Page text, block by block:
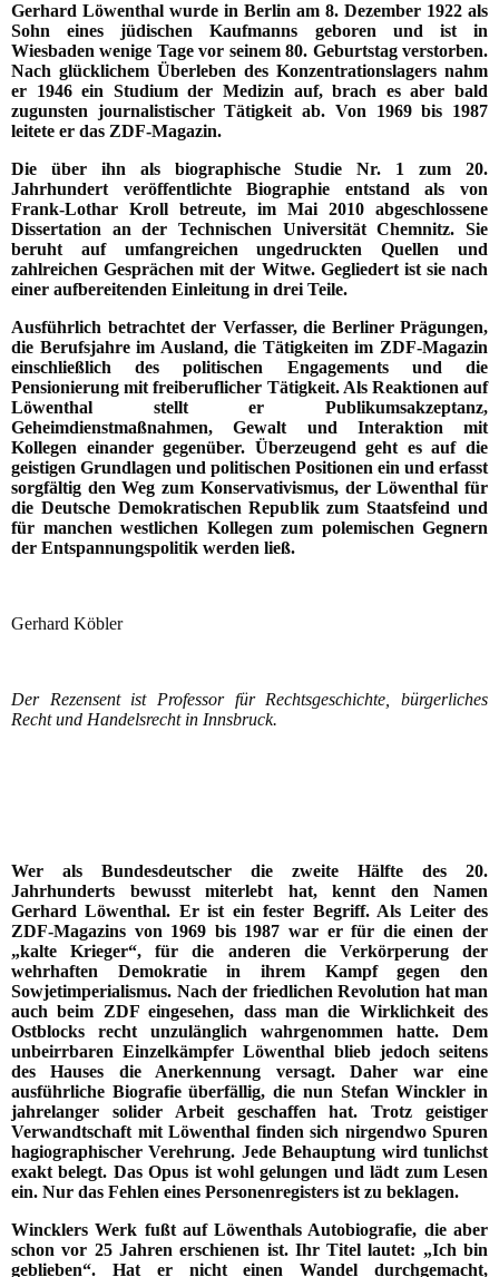
Gerhard Löwenthal wurde in Berlin am 8. Dezember 1922 als
Sohn eines jüdischen Kaufmanns geboren und ist in
Wiesbaden wenige Tage vor seinem 80. Geburtstag verstorben.
Nach glücklichem Überleben des Konzentrationslagers nahm
er 1946 ein Studium der Medizin auf, brach es aber bald
zugunsten journalistischer Tätigkeit ab. Von 1969 bis 1987
leitete er das ZDF-Magazin.
Die über ihn als biographische Studie Nr. 1 zum 20.
Jahrhundert veröffentlichte Biographie entstand als von
Frank-Lothar Kroll betreute, im Mai 2010 abgeschlossene
Dissertation an der Technischen Universität Chemnitz. Sie
beruht auf umfangreichen ungedruckten Quellen und
zahlreichen Gesprächen mit der Witwe. Gegliedert ist sie nach
einer aufbereitenden Einleitung in drei Teile.
Ausführlich betrachtet der Verfasser, die Berliner Prägungen,
die Berufsjahre im Ausland, die Tätigkeiten im ZDF-Magazin
einschließlich des politischen Engagements und die
Pensionierung mit freiberuflicher Tätigkeit. Als Reaktionen auf
Löwenthal stellt er Publikumsakzeptanz,
Geheimdienstmaßnahmen, Gewalt und Interaktion mit
Kollegen einander gegenüber. Überzeugend geht es auf die
geistigen Grundlagen und politischen Positionen ein und erfasst
sorgfältig den Weg zum Konservativismus, der Löwenthal für
die Deutsche Demokratischen Republik zum Staatsfeind und
für manchen westlichen Kollegen zum polemischen Gegnern
der Entspannungspolitik werden ließ.
Gerhard Köbler
Der Rezensent ist Professor für Rechtsgeschichte, bürgerliches
Recht und Handelsrecht in Innsbruck.
Wer als Bundesdeutscher die zweite Hälfte des 20.
Jahrhunderts bewusst miterlebt hat, kennt den Namen
Gerhard Löwenthal. Er ist ein fester Begriff. Als Leiter des
ZDF-Magazins von 1969 bis 1987 war er für die einen der
„kalte Krieger“, für die anderen die Verkörperung der
wehrhaften Demokratie in ihrem Kampf gegen den
Sowjetimperialismus. Nach der friedlichen Revolution hat man
auch beim ZDF eingesehen, dass man die Wirklichkeit des
Ostblocks recht unzulänglich wahrgenommen hatte. Dem
unbeirrbaren Einzelkämpfer Löwenthal blieb jedoch seitens
des Hauses die Anerkennung versagt. Daher war eine
ausführliche Biografie überfällig, die nun Stefan Winckler in
jahrelanger solider Arbeit geschaffen hat. Trotz geistiger
Verwandtschaft mit Löwenthal finden sich nirgendwo Spuren
hagiographischer Verehrung. Jede Behauptung wird tunlichst
exakt belegt. Das Opus ist wohl gelungen und lädt zum Lesen
ein. Nur das Fehlen eines Personenregisters ist zu beklagen.
Wincklers Werk fußt auf Löwenthals Autobiografie, die aber
schon vor 25 Jahren erschienen ist. Ihr Titel lautet: „Ich bin
geblieben“. Hat er nicht einen Wandel durchgemacht,